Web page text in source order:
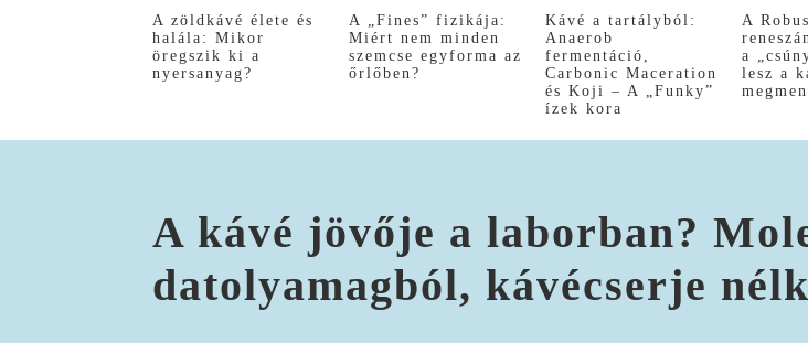
A zöldkávé élete és
halála: Mikor
öregszik ki a
nyersanyag?
A „Fines” fizikája:
Miért nem minden
szemcse egyforma az
őrlőben?
Kávé a tartályból:
Anaerob
fermentáció,
Carbonic Maceration
és Koji – A „Funky”
ízek kora
A
a
lesz a
A kávé jövője a laborban?
datolyamagból, kávécserje